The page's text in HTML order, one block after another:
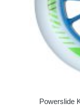
Powerslide